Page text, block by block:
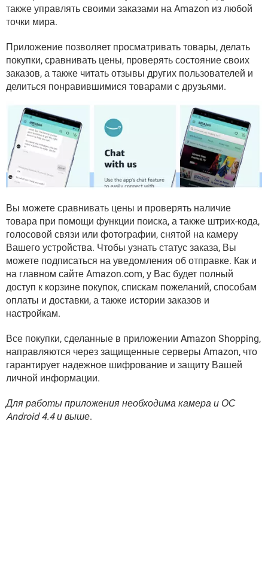
YANDEX
также управлять своими заказами на Amazon из любой
точки мира.
Приложение позволяет просматривать товары, делать
покупки, сравнивать цены, проверять состояние своих
заказов, а также читать отзывы других пользователей и
делиться понравившимися товарами с друзьями.
Вы можете сравнивать цены и проверять наличие
товара при помощи функции поиска, а также штрих-кода,
голосовой связи или фотографии, снятой на камеру
Вашего устройства. Чтобы узнать статус заказа, Вы
можете подписаться на уведомления об отправке. Как и
на главном сайте Amazon.com, у Вас будет полный
доступ к корзине покупок, спискам пожеланий, способам
оплаты и доставки, а также истории заказов и
настройкам.
Все покупки, сделанные в приложении Amazon Shopping,
направляются через защищенные серверы Amazon, что
гарантирует надежное шифрование и защиту Вашей
личной информации.
Для работы приложения необходима камера и ОС
Android 4.4 и выше.